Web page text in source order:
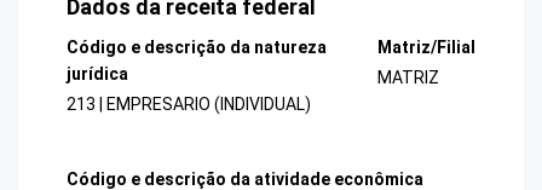
Dados da receita federal
Código e descrição da natureza
jurídica
213 | EMPRESARIO (INDIVIDUAL)
Matriz/Filial
MATRIZ
Código e descrição da atividade econômica